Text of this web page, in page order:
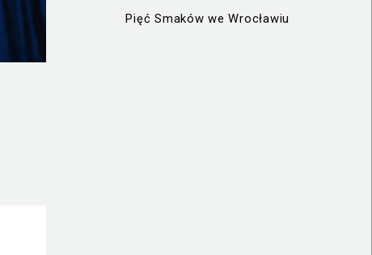
Pięć Smaków we Wrocławiu